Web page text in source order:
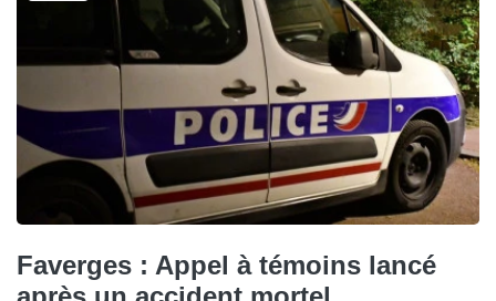
Faverges : Appel à témoins lancé